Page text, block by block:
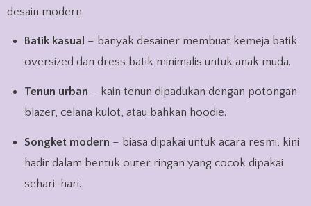
desain modern.
Batik kasual – banyak desainer membuat kemeja batik
oversized dan dress batik minimalis untuk anak muda.
Tenun urban – kain tenun dipadukan dengan potongan
blazer, celana kulot, atau bahkan hoodie.
Songket modern – biasa dipakai untuk acara resmi, kini
hadir dalam bentuk outer ringan yang cocok dipakai
sehari-hari.